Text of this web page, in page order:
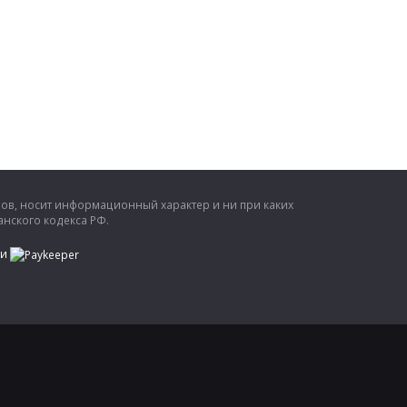
носит информационный характер и ни при каких
кодекса РФ.